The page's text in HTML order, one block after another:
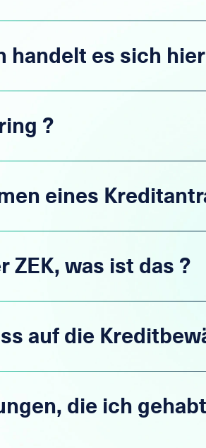
handelt es sich
?
eines
ZEK, was ist das ?
auf die
die ich